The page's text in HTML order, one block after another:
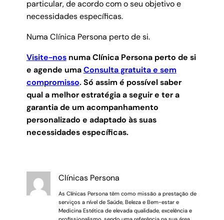
particular, de acordo com o seu objetivo e
necessidades específicas.
Numa Clínica Persona perto de si.
Visite-nosnuma Clínica Persona perto de si
e agende umaConsulta gratuita e sem
compromisso. Só assim é possível saber
qual a melhor estratégia a seguir e ter a
garantia de um acompanhamento
personalizado e adaptado às suas
necessidades específicas.
Clínicas Persona
As Clínicas Persona têm como missão a prestação de
serviços a nível de Saúde, Beleza e Bem-estar e
Medicina Estética de elevada qualidade, excelência e